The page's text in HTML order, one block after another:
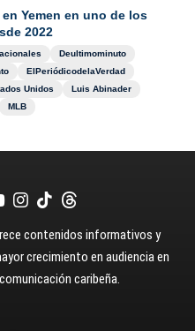
Yemen en uno de los
2022
Deultimominuto
ElPeriódicodelaVerdad
Unidos
Luis Abinader
MLB
contenidos informativos y
crecimiento en audiencia en
caribeña.